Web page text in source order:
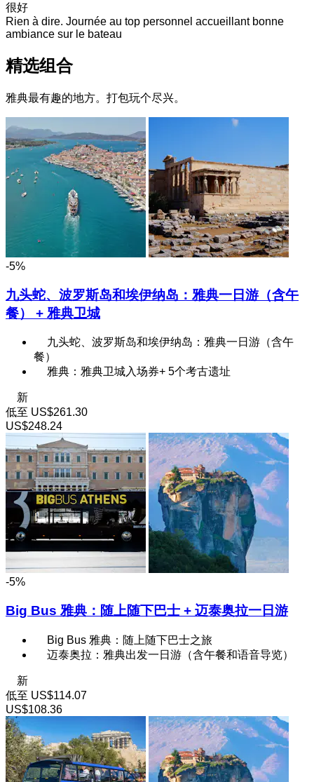
很好
Rien à dire. Journée au top personnel accueillant bonne
ambiance sur le bateau
精选组合
雅典最有趣的地方。打包玩个尽兴。
-5%
九头蛇、波罗斯岛和埃伊纳岛：雅典一日游（含午
餐） + 雅典卫城
九头蛇、波罗斯岛和埃伊纳岛：雅典一日游（含午
餐）
雅典：雅典卫城入场券+ 5个考古遗址
新
低至 US$261.30
US$248.24
-5%
Big Bus 雅典：随上随下巴士 + 迈泰奥拉一日游
Big Bus 雅典：随上随下巴士之旅
迈泰奥拉：雅典出发一日游（含午餐和语音导览）
新
低至 US$114.07
US$108.36